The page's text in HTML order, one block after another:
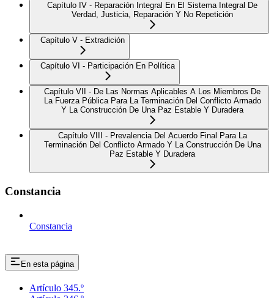
Capítulo IV - Reparación Integral En El Sistema Integral De
Verdad, Justicia, Reparación Y No Repetición
Capítulo V - Extradición
Capítulo VI - Participación En Política
Capítulo VII - De Las Normas Aplicables A Los Miembros De
La Fuerza Pública Para La Terminación Del Conflicto Armado
Y La Construcción De Una Paz Estable Y Duradera
Capítulo VIII - Prevalencia Del Acuerdo Final Para La
Terminación Del Conflicto Armado Y La Construcción De Una
Paz Estable Y Duradera
Constancia
Constancia
En esta página
Artículo 345.º